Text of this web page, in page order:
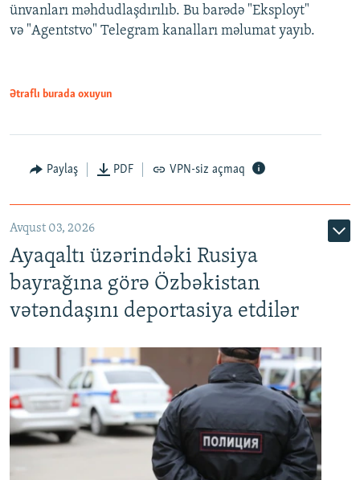
ünvanları məhdudlaşdırılıb. Bu barədə "Eksployt"
və "Agentstvo" Telegram kanalları məlumat yayıb.
Ətraflı burada oxuyun
Paylaş PDF VPN-siz açmaq
Avqust 03, 2026
Ayaqaltı üzərindəki Rusiya
bayrağına görə Özbəkistan
vətəndaşını deportasiya etdilər